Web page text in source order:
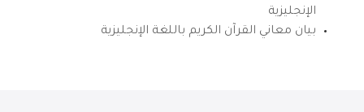
الإنجليزية
بيان معاني القرآن الكريم باللغة الإنجليزية